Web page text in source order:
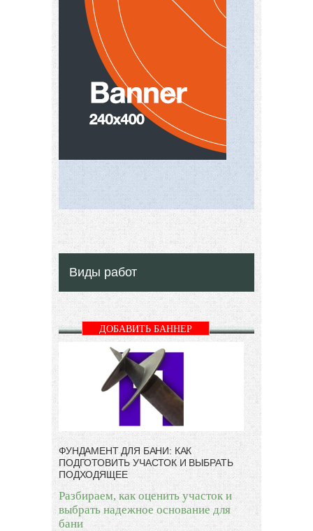
Виды работ
ДОБАВИТЬ БАННЕР
ФУНДАМЕНТ ДЛЯ БАНИ: КАК
ПОДГОТОВИТЬ УЧАСТОК И ВЫБРАТЬ
ПОДХОДЯЩЕЕ
Разбираем, как оценить участок и
выбрать надежное основание для
бани